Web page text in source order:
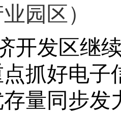
园区）
开发区继
抓好电子
量同步发